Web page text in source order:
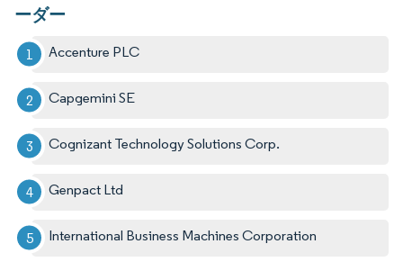
ーダー
Accenture PLC
Capgemini SE
Cognizant Technology Solutions Corp.
Genpact Ltd
International Business Machines Corporation